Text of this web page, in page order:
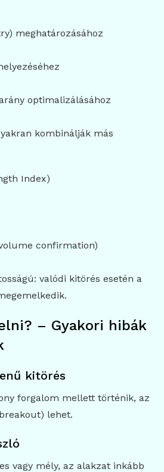
meghatározásához
optimalizálásához
kombinálják más
Index)
confirmation)
valódi kitörés esetén a
– Gyakori hibák
kitörés
forgalom mellett történik, az
lehet.
vagy mély, az alakzat inkább